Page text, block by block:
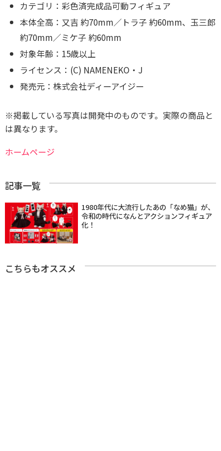
カテゴリ：彩色済完成品可動フィギュア
本体全高：又吉 約70mm／トラ子 約60mm、 玉三郎
約70mm／ミケ子 約60mm
対象年齢：15歳以上
ライセンス：(C) NAMENEKO・J
発売元：株式会社ディーアイジー
※掲載している写真は開発中のものです。実際の商品と
は異なります。
ホームページ
記事一覧
1980年代に大流行したあの「なめ猫」が、
令和の時代になんとアクションフィギュア
化！
こちらもオススメ